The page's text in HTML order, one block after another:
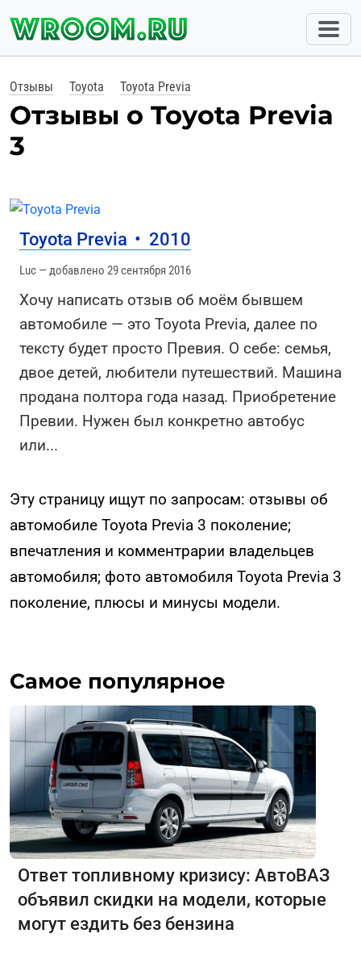
Отзывы Toyota Toyota Previa
Отзывы о Toyota Previa
3
Toyota Previa • 2010
Luc — добавлено 29 сентября 2016
Хочу написать отзыв об моём бывшем
автомобиле — это Toyota Previa, далее по
тексту будет просто Превия. О себе: семья,
двое детей, любители путешествий. Машина
продана полтора года назад. Приобретение
Превии. Нужен был конкретно автобус
или...
Эту страницу ищут по запросам: отзывы об
автомобиле Toyota Previa 3 поколение;
впечатления и комментрарии владельцев
автомобиля; фото автомобиля Toyota Previa 3
поколение, плюсы и минусы модели.
Самое популярное
Ответ топливному кризису: АвтоВАЗ
объявил скидки на модели, которые
могут ездить без бензина